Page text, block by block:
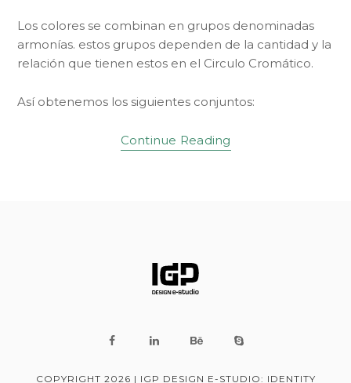
Los colores se combinan en grupos denominadas
armonías. estos grupos dependen de la cantidad y la
relación que tienen estos en el Circulo Cromático.
Así obtenemos los siguientes conjuntos:
Continue Reading
COPYRIGHT 2026 | IGP DESIGN E-STUDIO: IDENTITY